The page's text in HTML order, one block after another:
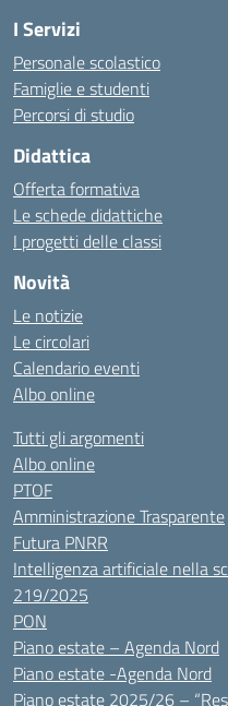
I Servizi
Personale scolastico
Famiglie e studenti
Percorsi di studio
Didattica
Offerta formativa
Le schede didattiche
I progetti delle classi
Novità
Le notizie
Le circolari
Calendario eventi
Albo online
Tutti gli argomenti
Albo online
PTOF
Amministrazione Trasparente
Futura PNRR
Intelligenza artificiale nella
219/2025
PON
Piano estate – Agenda Nord
Piano estate -Agenda Nord
Piano estate 2025/26 –